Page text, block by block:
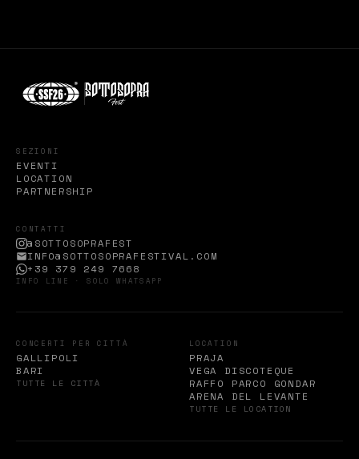
SEZIONI
EVENTI
LOCATION
PARTNERSHIP
CONTATTI
@SOTTOSOPRAFEST
INFO@SOTTOSOPRAFESTIVAL.COM
+39 379 249 7668
INFO LINE · SOLO WHATSAPP
CONCERTI PER CITTÀ
GALLIPOLI
BARI
TUTTE LE CITTÀ
LOCATION
PRAJA
VEGA DISCOTEQUE
RAFFO PARCO GONDAR
ARENA DEL LEVANTE
TUTTE LE LOCATION